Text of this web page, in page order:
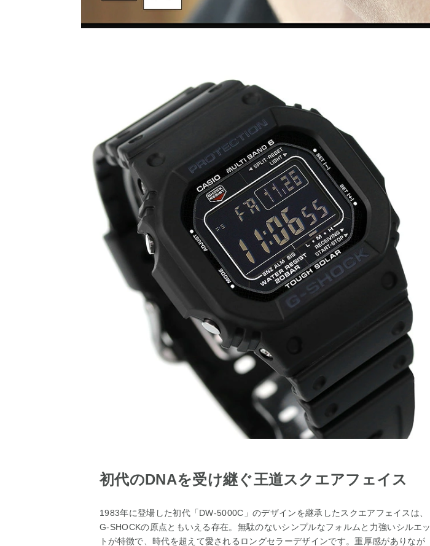
初代のDNAを受け継ぐ王道スクエアフェイス
1983年に登場した初代「DW-5000C」のデザインを継承したスクエアフェイスは、
G-SHOCKの原点ともいえる存在。無駄のないシンプルなフォルムと力強いシルエッ
トが特徴で、時代を超えて愛されるロングセラーデザインです。重厚感がありなが